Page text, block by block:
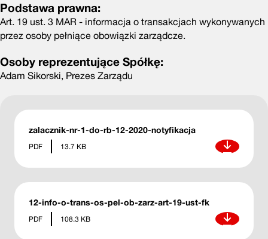
Podstawa prawna:
Art. 19 ust. 3 MAR - informacja o transakcjach wykonywanych
przez osoby pełniące obowiązki zarządcze.
Osoby reprezentujące Spółkę:
Adam Sikorski, Prezes Zarządu
zalacznik-nr-1-do-rb-12-2020-notyfikacja
PDF 13.7 KB Pobierz
12-info-o-trans-os-pel-ob-zarz-art-19-ust-fk
PDF 108.3 KB Pobierz